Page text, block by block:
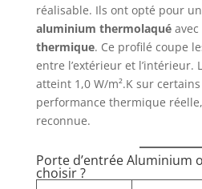
réalisable. Ils ont opté pour
aluminium thermolaquéavec
thermique. Ce profilé coupe
entre l’extérieur et l’intérieur.
atteint 1,0 W/m².K sur certains
performance thermique
reconnue.
Porte d’entrée Aluminium
choisir ?